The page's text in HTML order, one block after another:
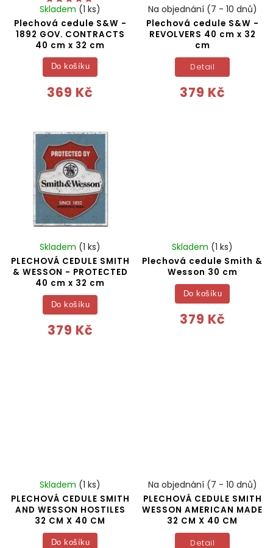
Plechová cedule S&W -
1892 GOV. CONTRACTS
40 cm x 32 cm
Skladem (1 ks)
369 Kč
Do košíku
Plechová cedule S&W -
REVOLVERS 40 cm x 32
cm
Na objednání (7 - 10 dnů)
379 Kč
Detail
PLECHOVÁ CEDULE SMITH
& WESSON - PROTECTED
40 cm x 32 cm
Skladem (1 ks)
379 Kč
Do košíku
Plechová cedule Smith &
Wesson 30 cm
Skladem (1 ks)
379 Kč
Do košíku
PLECHOVÁ CEDULE SMITH
AND WESSON HOSTILES
32 CM X 40 CM
Skladem (1 ks)
Do košíku
PLECHOVÁ CEDULE SMITH
WESSON AMERICAN MADE
32 CM X 40 CM
Na objednání (7 - 10 dnů)
Detail